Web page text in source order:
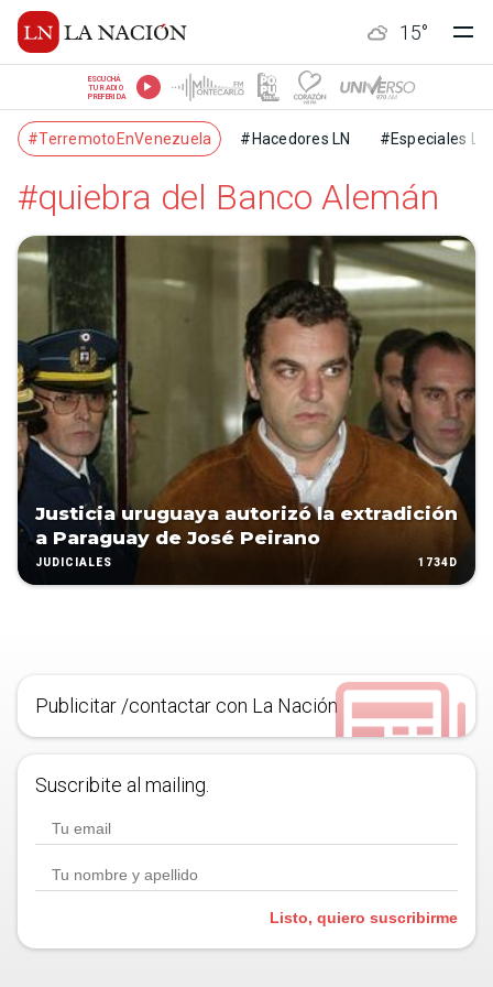
15°
ESCUCHÁ
TU RADIO
PREFERIDA
#TerremotoEnVenezuela #Hacedores LN #Especiales LN
#quiebra del Banco Alemán
Justicia uruguaya autorizó la extradición
a Paraguay de José Peirano
JUDICIALES 1734D
Publicitar /contactar con La Nación
Suscribite al mailing.
Listo, quiero suscribirme